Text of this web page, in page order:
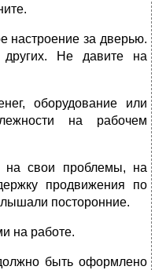
настроение за дверью.
Не давите на
оборудование или
на рабочем
на свои проблемы, на
продвижения по
посторонние.
на работе.
быть оформлено